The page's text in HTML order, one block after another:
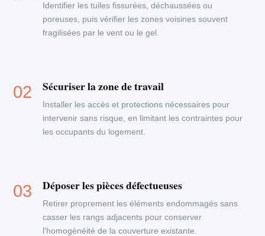
Identifier les tuiles fissurées, déchaussées ou
poreuses, puis vérifier les zones voisines souvent
fragilisées par le vent ou le gel.
Sécuriser la zone de travail
Installer les accès et protections nécessaires pour
intervenir sans risque, en limitant les contraintes pour
les occupants du logement.
Déposer les pièces défectueuses
Retirer proprement les éléments endommagés sans
casser les rangs adjacents pour conserver
l'homogénéité de la couverture existante.